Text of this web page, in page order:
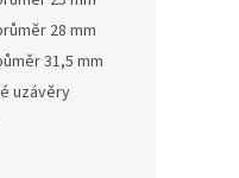
28 mm
31,5 mm
uzávěry